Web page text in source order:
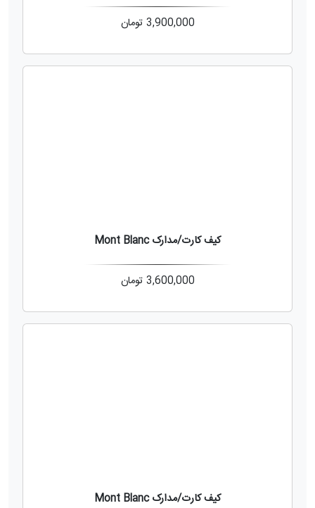
3,900,000 تومان
کیف کارت/مدارک Mont Blanc
3,600,000 تومان
کیف کارت/مدارک Mont Blanc